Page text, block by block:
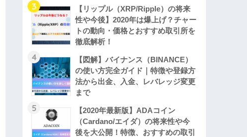
3
【リップル（XRP/Ripple）の将来
性や今後】2020年は爆上げ？チャー
トの動向・価格とおすすめ取引所を
徹底解析！
4
【図解】バイナンス（BINANCE）
の使い方完全ガイド｜特徴や登録方
法から出金、入金、レバレッジ変更
まで
5
【2020年最新版】ADAコイン
（Cardano/エイダ）の将来性や今
後を大公開！特徴、おすすめの取引